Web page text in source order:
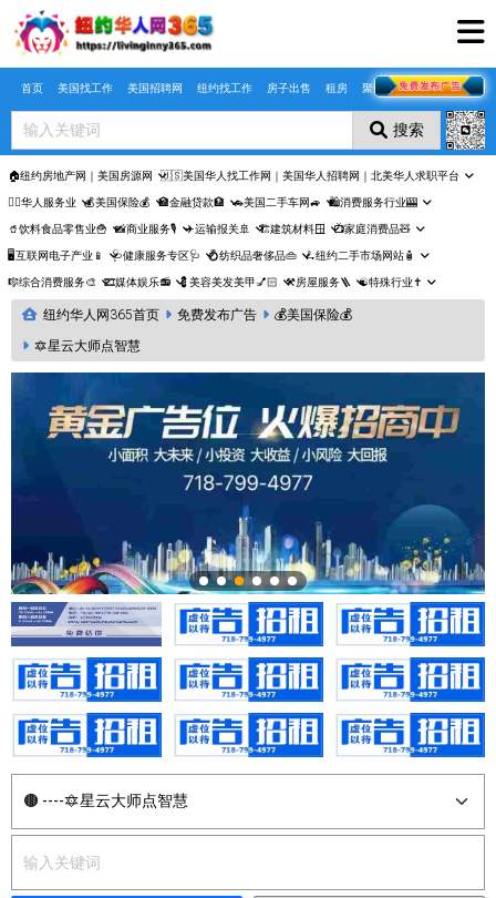
Skip to main content
首页 美国找工作 美国招聘网 纽约找工作 房子出售 租房 聚合页
搜索
🏠纽约房地产网｜美国房源网 🇺🇸美国华人找工作网｜美国华人招聘网｜北美华人求职平台
🤵‍♀️华人服务业 💰美国保险💰 🏦金融贷款🏦 🚗美国二手车网🚙 🛍️消费服务行业🎰
🥤饮料食品零售业🍟 📸商业服务🎙️ ✈️运输报关🚢 🏗️建筑材料🪟 📺家庭消费品🧸
🖥️互联网电子产业📱 🩺健康服务专区🩺 💍纺织品奢侈品👜 🛴纽约二手市场网站🧴
🎼综合消费服务🎨 🎞️媒体娱乐📻 💈美容美发美甲💅🏻 ⚒️房屋服务🪜 ☯️特殊行业✝️
纽约华人网365首页 免费发布广告
💰美国保险💰
🔯星云大师点智慧